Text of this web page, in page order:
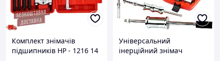
Комплект знімачів
підшипників HP - 1216 14
Універсальний
інерційний знімач